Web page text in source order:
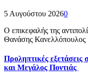
5 Αυγούστου 20260
Ο επικεφαλής της
Θανάσης Κανελλόπουλος
Προληπτικές
και Μεγάλος Ποντιάς